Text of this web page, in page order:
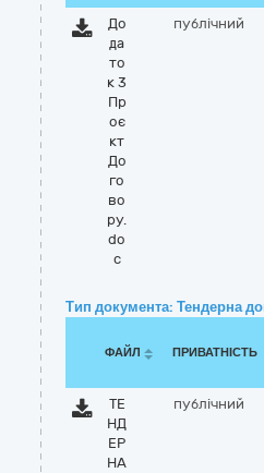
До
да
то
к 3
Пр
оє
кт
До
го
во
ру.
do
c
публічний
Тип документа: Тендерна
ФАЙЛ ПРИВАТНІСТЬ
ТЕ
НД
ЕР
НА
публічний